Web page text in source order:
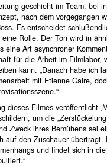
geschieht im Team, bei
nach dem vorgegangen
Es entscheidet
Rolle. Der Ton wird in
eine Art asynchroner
für die Arbeit im Filmlabor,
kann. „Danach habe ich
mit Etienne Caire,
dieses Filmes veröffentlicht
um die
Zweck ihres Bemühens sei
auf den Zuschauer
und findet sich in